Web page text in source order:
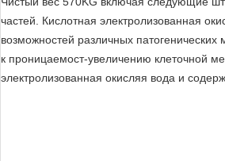
частей. Кислотная электролизованная
возможностей различных
к проницаемост-увеличению клеточной
электролизованная окисляя вода и